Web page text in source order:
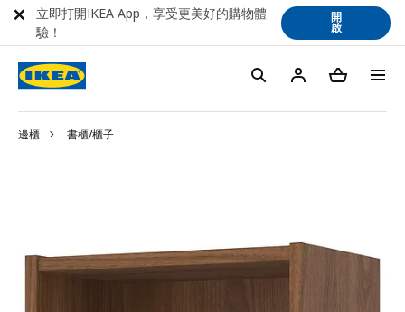
邊櫃 書櫃/櫃子
立即打開IKEA App，享受更美好的購物體
驗！
開
啟